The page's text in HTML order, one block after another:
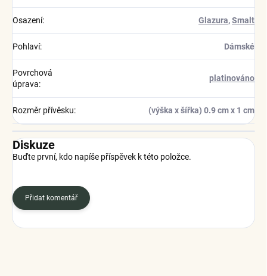
Osazení: Glazura,Smalt
Pohlaví: Dámské
Povrchová
úprava:
platinováno
Rozměr přívěsku: (výška x šířka) 0.9 cm x 1 cm
Diskuze
Buďte první, kdo napíše příspěvek k této položce.
Přidat komentář